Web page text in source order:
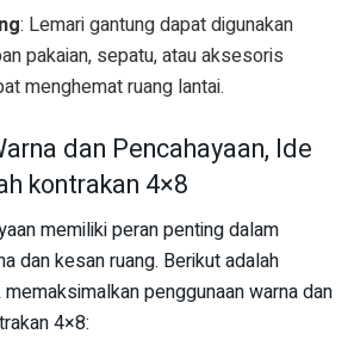
: Lemari gantung dapat digunakan
pakaian, sepatu, atau aksesoris
menghemat ruang lantai.
dan Pencahayaan, Ide
kontrakan 4×8
memiliki peran penting dalam
dan kesan ruang. Berikut adalah
penggunaan warna dan
4×8: